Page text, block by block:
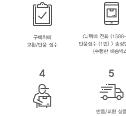
구매처에
교환/반품 접수
CJ택배 전화
반품접수 (1번) > 송장
(수령한 배송박
4 5
반품/교환 상